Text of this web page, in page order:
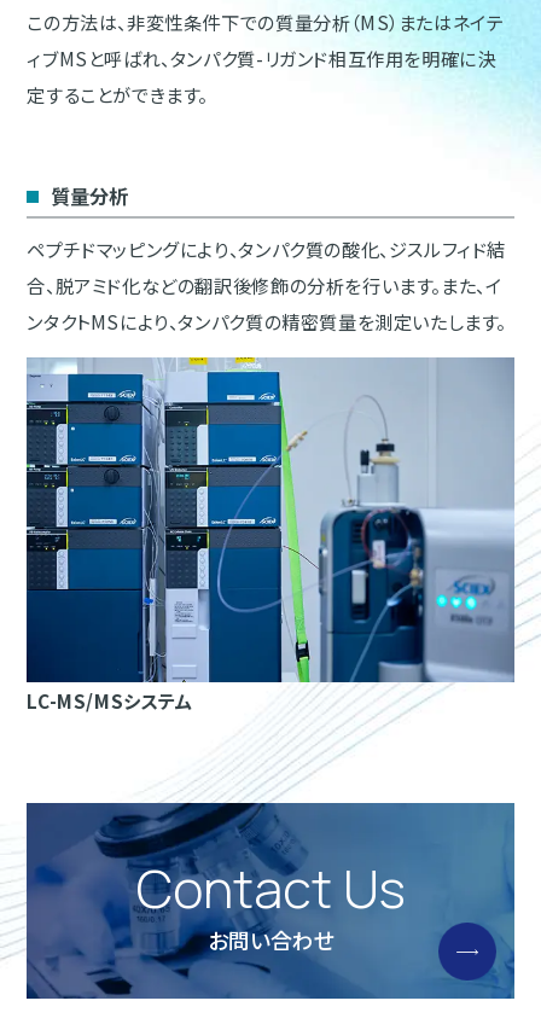
この方法は、非変性条件下での質量分析（MS）またはネイテ
ィブMSと呼ばれ、タンパク質-リガンド相互作用を明確に決
定することができます。
質量分析
ペプチドマッピングにより、タンパク質の酸化、ジスルフィド結
合、脱アミド化などの翻訳後修飾の分析を行います。また、イ
ンタクトMSにより、タンパク質の精密質量を測定いたします。
LC-MS/MSシステム
Contact Us
お問い合わせ